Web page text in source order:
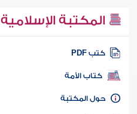
المكتبة الإسلامية
كتب PDF
كتاب الأمة